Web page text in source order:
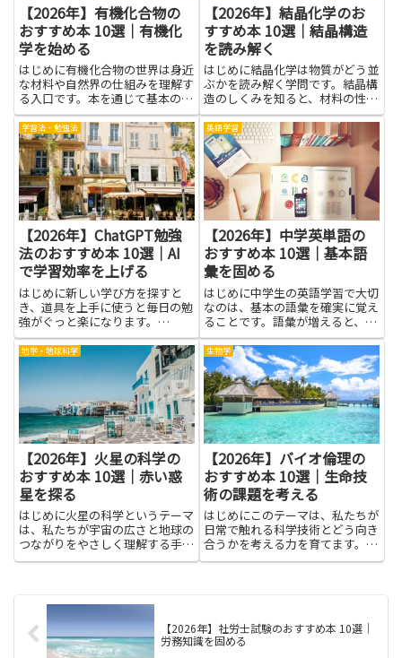
【2026年】有機化合物の
おすすめ本 10選｜有機化
学を始める
はじめに有機化合物の世界は身近
な材料や自然界の仕組みを理解す
る入口です。本を通じて基本の考
え方を身につけると、化学のしく
みが日常の疑問解決にも役立つこ
とを実感できます。分子のつなが
りや反応の流れを、イラストや具
体的な例で追えると、難しさを
感...
【2026年】結晶化学のお
すすめ本 10選｜結晶構造
を読み解く
はじめに結晶化学は物質がどう並
ぶかを読み解く学問です。結晶構
造のしくみを知ると、材料の性質
や光のふるまいを理解する手助け
になります。専門の本を読むと、
原子がどう並ぶのか、どうしてそ
の形になるのかを、やさしい言葉
で説明してくれるページに出会
え...
学習法・勉強法
【2026年】ChatGPT勉強
法のおすすめ本 10選｜AI
で学習効率を上げる
はじめに新しい学び方を探すと
き、道具を上手に使うと毎日の勉
強がぐっと楽になります。
ChatGPT勉強法という視点は、AI
を使って要点を整理したり復習を
進めたりするコツを、実用的な形
で示してくれます。難しい言い回
しを避け、難所を細かく分けて
考...
英語学習
【2026年】中学英単語の
おすすめ本 10選｜基本語
彙を固める
はじめに中学生の英語学習で大切
なのは、基本の語彙を確実に覚え
ることです。語彙が増えると、読
解も聞き取りもぐんと楽になりま
す。ここでは、中学英単語 基本
語彙を固める手助けになる本を紹
介します。文章で使える実用的な
語彙を練習できる構成や、覚え
や...
地学・地球科学
【2026年】火星の科学の
おすすめ本 10選｜赤い惑
星を探る
はじめに火星の科学というテーマ
は、私たちが宇宙の広さと地球の
つながりをやさしく理解する手が
かりになります。赤い惑星を探る
想像を広げる力が育ちます。子ど
もから大人まで、身近な例を通
じ...
生物学
【2026年】バイオ倫理の
おすすめ本 10選｜生命技
術の課題を考える
はじめにこのテーマは、私たちが
日常で触れる科学技術とどう向き
合うかを考える力を育てます。バ
イオ倫理は、生命技術の進歩が私
を...
【2026年】社労士試験のおすすめ本 10選｜
労務知識を固める